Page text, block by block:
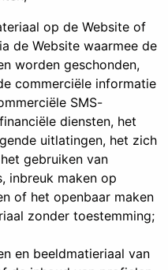
op de Website of
de Website waarmee de
worden geschonden,
commerciële informatie
SMS-
diensten, het
uitlatingen, het zich
gebruiken van
inbreuk maken op
of het openbaar maken
zonder toestemming;
en beeldmatieriaal van